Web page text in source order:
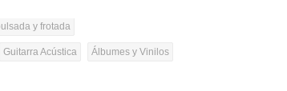
y frotada
Guitarra Acústica Álbumes y Vinilos